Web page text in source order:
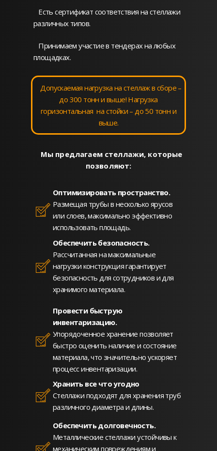
Есть сертификат соответствия на стеллажи
различных типов.
Принимаем участие в тендерах на любых
площадках.
Допускаемая нагрузка на стеллаж в сборе –
до 300 тонн и выше! Нагрузка
горизонтальная на стойки – до 50 тонн и
выше.
Мы предлагаем стеллажи, которые
позволяют:
Оптимизировать пространство.
Размещая трубы в несколько ярусов
или слоев, максимально эффективно
использовать площадь.
Обеспечить безопасность.
Рассчитанная на максимальные
нагрузки конструкция гарантирует
безопасность для сотрудников и для
хранимого материала.
Провести быструю
инвентаризацию.
Упорядоченное хранение позволяет
быстро оценить наличие и состояние
материала, что значительно ускоряет
процесс инвентаризации.
Хранить все что угодно
Стеллажи подходят для хранения труб
различного диаметра и длины.
Обеспечить долговечность.
Металлические стеллажи устойчивы к
механическим повреждениям и